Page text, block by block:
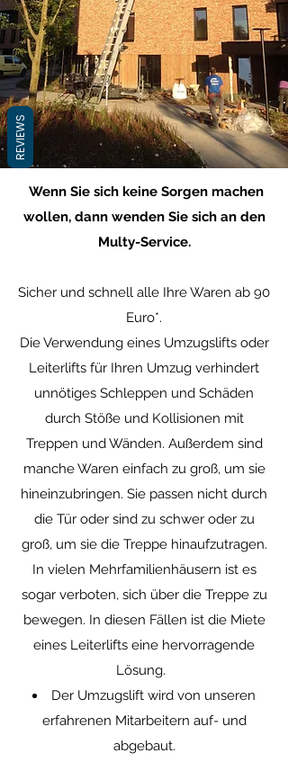
Wenn Sie sich keine Sorgen machen
wollen, dann wenden Sie sich an den
Multy-Service.
Sicher und schnell alle Ihre Waren ab 90
Euro*.
Die Verwendung eines Umzugslifts oder
Leiterlifts für Ihren Umzug verhindert
unnötiges Schleppen und Schäden
durch Stöße und Kollisionen mit
Treppen und Wänden. Außerdem sind
manche Waren einfach zu groß, um sie
hineinzubringen. Sie passen nicht durch
die Tür oder sind zu schwer oder zu
groß, um sie die Treppe hinaufzutragen.
In vielen Mehrfamilienhäusern ist es
sogar verboten, sich über die Treppe zu
bewegen. In diesen Fällen ist die Miete
eines Leiterlifts eine hervorragende
Lösung.
Der Umzugslift wird von unseren
erfahrenen Mitarbeitern auf- und
abgebaut.
REVIEWS